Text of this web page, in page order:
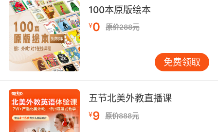
100本原版绘本
¥0 原价288元
免费领取
五节北美外教直播课
¥9 原价888元